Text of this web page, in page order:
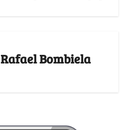
Rafael Bombiela